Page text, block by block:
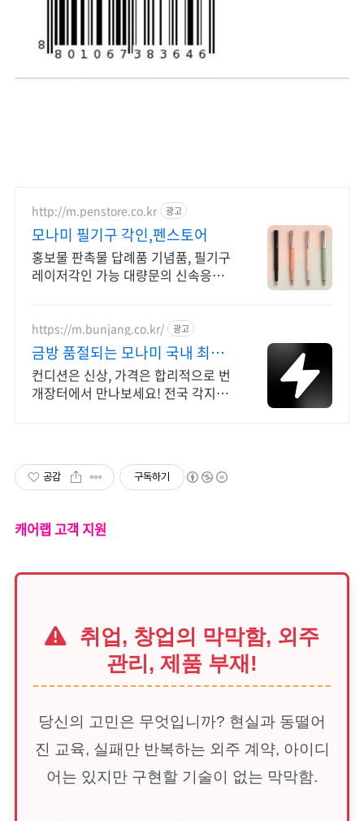
http://m.penstore.co.kr 광고
모나미 필기구 각인,펜스토어
홍보물 판촉물 답례품 기념품, 필기구
레이저각인 가능 대량문의 신속응대
https://m.bunjang.co.kr/ 광고
금방 품절되는 모나미 국내 최대
브랜드 중고거래
컨디션은 신상, 가격은 합리적으로 번
개장터에서 만나보세요! 전국 각지에
공감 구독하기
캐어랩 고객 지원
취업, 창업의 막막함, 외주
관리, 제품 부재!
당신의 고민은 무엇입니까? 현실과 동떨어
진 교육, 실패만 반복하는 외주 계약, 아이디
어는 있지만 구현할 기술이 없는 막막함.